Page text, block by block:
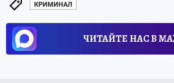
КРИМИНАЛ
ЧИТАЙТЕ НАС В